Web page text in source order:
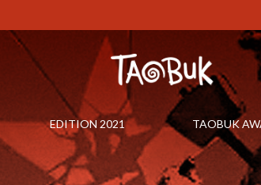
EDITION 2021 TAOBUK